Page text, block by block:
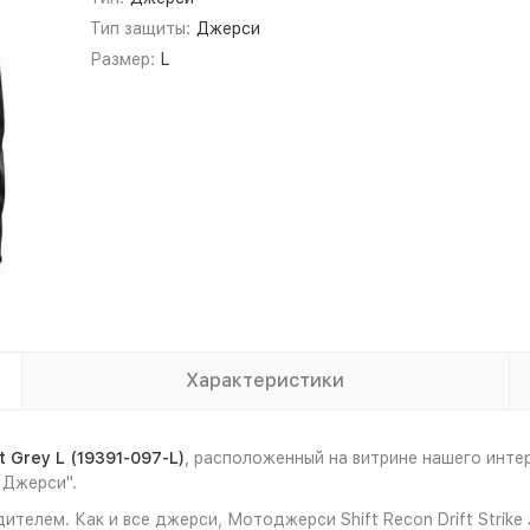
Тип защиты: Джерси
Размер: L
Характеристики
L (19391-097-L) , расположенный на витрине нашего
Джерси".
Как и все джерси, Мотоджерси Shift Recon Drift